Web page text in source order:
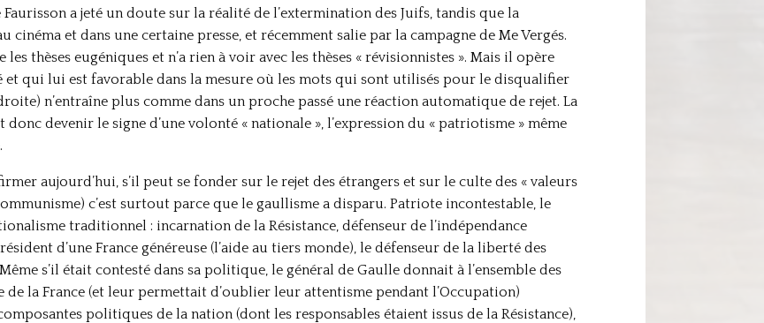
a jeté un doute sur la réalité de l’extermination des Juifs, tandis que la
cinéma et dans une certaine presse, et récemment salie par la campagne de Me Vergés.
les thèses eugéniques et n’a rien à voir avec les thèses « révisionnistes ». Mais il opère
qui lui est favorable dans la mesure où les mots qui sont utilisés pour le disqualifier
n’entraîne plus comme dans un proche passé une réaction automatique de rejet. La
devenir le signe d’une volonté « nationale », l’expression du « patriotisme » même
aujourd’hui, s’il peut se fonder sur le rejet des étrangers et sur le culte des « valeurs
c’est surtout parce que le gaullisme a disparu. Patriote incontestable, le
traditionnel : incarnation de la Résistance, défenseur de l’indépendance
d’une France généreuse (l’aide au tiers monde), le défenseur de la liberté des
s’il était contesté dans sa politique, le général de Gaulle donnait à l’ensemble des
de la France (et leur permettait d’oublier leur attentisme pendant l’Occupation)
politiques de la nation (dont les responsables étaient issus de la Résistance),